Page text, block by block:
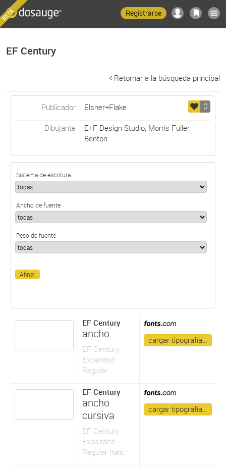
Registrarse
EF Century
Retornar a la búsqueda principal
0
Publicador Elsner+Flake
Dibujante E+F Design Studio, Morris Fuller
Benton
Sistema de escritura
Ancho de fuente
Peso de fuente
EF Century
ancho
EF Century
Expanded
Regular
cargar tipografía…
EF Century
ancho
cursiva
EF Century
Expanded
Regular Italic
cargar tipografía…